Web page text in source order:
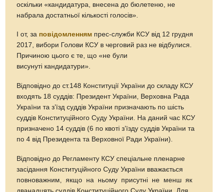
оскільки «кандидатура, внесена до бюлетеню, не
набрала достатньої кількості голосів».
І от, за повідомленням прес-служби КСУ від 12 грудня
2017, вибори Голови КСУ в черговий раз не відбулися.
Причиною цього є те, що «не були
висунуті кандидатури».
Відповідно до ст.148 Конституції України до складу КСУ
входять 18 суддів: Президент України, Верховна Рада
України та з’їзд суддів України призначають по шість
суддів Конституційного Суду України. На даний час КСУ
призначено 14 суддів (6 по квоті з’їзду суддів України та
по 4 від Президента та Верховної Ради України).
Відповідно до Регламенту КСУ спеціальне пленарне
засідання Конституційного Суду України вважається
повноважним, якщо на ньому присутні не менш як